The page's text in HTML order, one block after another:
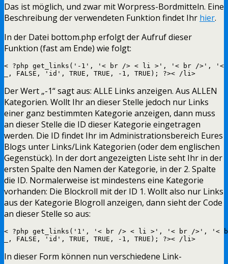
Das ist möglich, und zwar mit Worpress-Bordmitteln. Eine
Beschreibung der verwendeten Funktion findet Ihr hier.
In der Datei bottom.php erfolgt der Aufruf dieser
Funktion (fast am Ende) wie folgt:
< ?php get_links('-1', '< br /> < li >', '< br />', '<
_, FALSE, 'id', TRUE, TRUE, -1, TRUE); ?>< /li>
Der Wert „-1“ sagt aus: ALLE Links anzeigen. Aus ALLEN
Kategorien. Wollt Ihr an dieser Stelle jedoch nur Links
einer ganz bestimmten Kategorie anzeigen, dann muss
an dieser Stelle die ID dieser Kategorie eingetragen
werden. Die ID findet Ihr im Administrationsbereich Eures
Blogs unter Links/Link Kategorien (oder dem englischen
Gegenstück). In der dort angezeigten Liste seht Ihr in der
ersten Spalte den Namen der Kategorie, in der 2. Spalte
die ID. Normalerweise ist mindestens eine Kategorie
vorhanden: Die Blockroll mit der ID 1. Wollt also nur Links
aus der Kategorie Blogroll anzeigen, dann sieht der Code
an dieser Stelle so aus:
< ?php get_links('1', '< br /> < li >', '< br />', '<
_, FALSE, 'id', TRUE, TRUE, -1, TRUE); ?>< /li>
In dieser Form können nun verschiedene Link-